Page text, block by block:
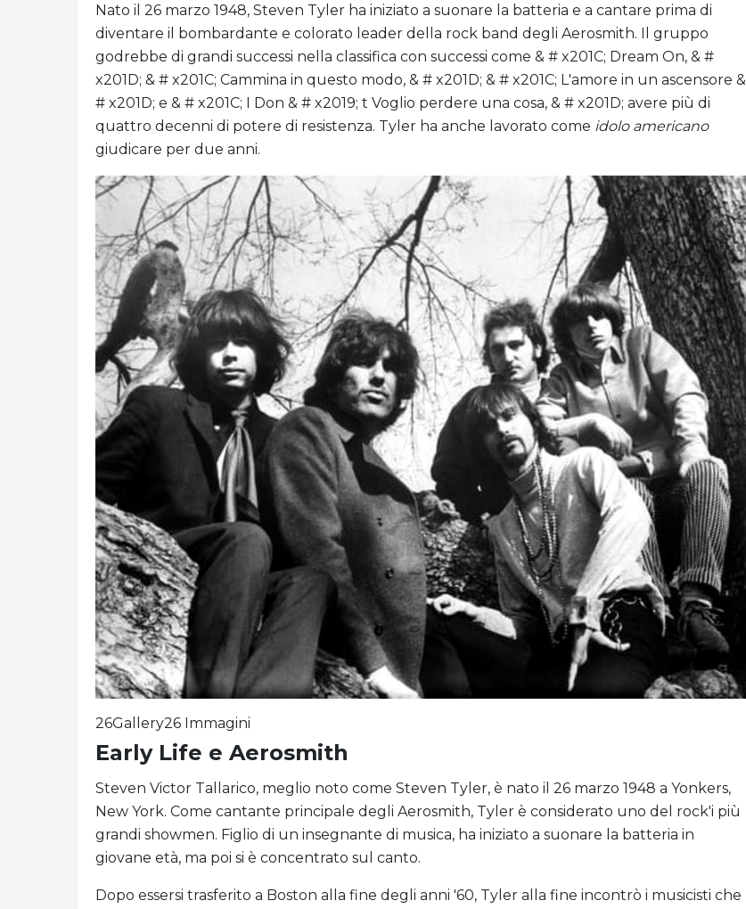
Nato il 26 marzo 1948, Steven Tyler ha iniziato a suonare la batteria e a cantare prima di
diventare il bombardante e colorato leader della rock band degli Aerosmith. Il gruppo
godrebbe di grandi successi nella classifica con successi come & # x201C; Dream On, & #
x201D; & # x201C; Cammina in questo modo, & # x201D; & # x201C; L'amore in un ascensore &
# x201D; e & # x201C; I Don & # x2019; t Voglio perdere una cosa, & # x201D; avere più di
quattro decenni di potere di resistenza. Tyler ha anche lavorato come idolo americano
giudicare per due anni.
26Gallery26 Immagini
Early Life e Aerosmith
Steven Victor Tallarico, meglio noto come Steven Tyler, è nato il 26 marzo 1948 a Yonkers,
New York. Come cantante principale degli Aerosmith, Tyler è considerato uno del rock'i più
grandi showmen. Figlio di un insegnante di musica, ha iniziato a suonare la batteria in
giovane età, ma poi si è concentrato sul canto.
Dopo essersi trasferito a Boston alla fine degli anni '60, Tyler alla fine incontrò i musicisti che